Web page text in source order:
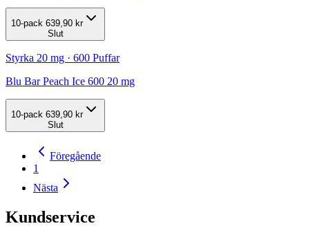
10-pack 639,90 kr
Slut
Styrka 20 mg · 600 Puffar
Blu Bar Peach Ice 600 20 mg
10-pack 639,90 kr
Slut
Föregående
1
Nästa
Kundservice